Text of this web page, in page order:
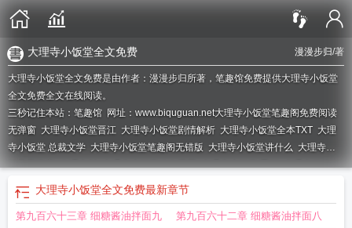
漫漫步归/著
大理寺小饭堂全文免费
大理寺小饭堂全文免费是由作者：漫漫步归所著，笔趣馆免费提供大理寺小饭堂
全文免费全文在线阅读。
三秒记住本站：笔趣馆 网址：www.biquguan.net大理寺小饭堂笔趣阁免费阅读
无弹窗 大理寺小饭堂晋江 大理寺小饭堂剧情解析 大理寺小饭堂全本TXT 大理
寺小饭堂 总裁文学 大理寺小饭堂笔趣阁无错版 大理寺小饭堂讲什么 大理寺小
饭堂无弹窗大理寺村大理寺小饭堂改名原因大理寺小饭堂 晋江大理寺的位
大理寺小饭堂全文在线 大理寺小饭堂无弹窗免费
几章
在线阅读大理寺小饭堂完结免费大理寺小饭堂完结没有 大理寺小饭堂TXT百
大理寺小饭堂全文免费最新章节
第九百六十三章 细糖酱油拌面九 第九百六十二章 细糖酱油拌面八